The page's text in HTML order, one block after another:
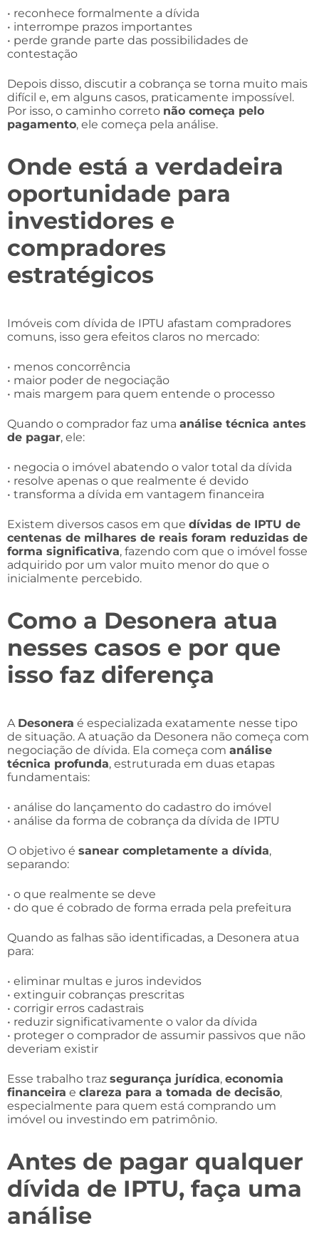
• reconhece formalmente a dívida
• interrompe prazos importantes
• perde grande parte das possibilidades de
contestação
Depois disso, discutir a cobrança se torna muito mais
difícil e, em alguns casos, praticamente impossível.
Por isso, o caminho correto não começa pelo
pagamento, ele começa pela análise.
Onde está a verdadeira
oportunidade para
investidores e
compradores
estratégicos
Imóveis com dívida de IPTU afastam compradores
comuns, isso gera efeitos claros no mercado:
• menos concorrência
• maior poder de negociação
• mais margem para quem entende o processo
Quando o comprador faz uma análise técnica antes
de pagar, ele:
• negocia o imóvel abatendo o valor total da dívida
• resolve apenas o que realmente é devido
• transforma a dívida em vantagem financeira
Existem diversos casos em que dívidas de IPTU de
centenas de milhares de reais foram reduzidas de
forma significativa, fazendo com que o imóvel fosse
adquirido por um valor muito menor do que o
inicialmente percebido.
Como a Desonera atua
nesses casos e por que
isso faz diferença
A Desonera é especializada exatamente nesse tipo
de situação. A atuação da Desonera não começa com
negociação de dívida. Ela começa com análise
técnica profunda, estruturada em duas etapas
fundamentais:
• análise do lançamento do cadastro do imóvel
• análise da forma de cobrança da dívida de IPTU
O objetivo é sanear completamente a dívida,
separando:
• o que realmente se deve
• do que é cobrado de forma errada pela prefeitura
Quando as falhas são identificadas, a Desonera atua
para:
• eliminar multas e juros indevidos
• extinguir cobranças prescritas
• corrigir erros cadastrais
• reduzir significativamente o valor da dívida
• proteger o comprador de assumir passivos que não
deveriam existir
Esse trabalho traz segurança jurídica, economia
financeira e clareza para a tomada de decisão,
especialmente para quem está comprando um
imóvel ou investindo em patrimônio.
Antes de pagar qualquer
dívida de IPTU, faça uma
análise